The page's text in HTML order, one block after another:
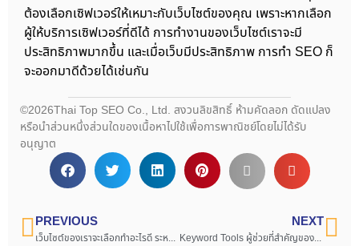
ต้องเลือกเซิฟเวอร์ให้เหมาะกับเว็บไซต์ของคุณ เพราะหากเลือก
ผู้ให้บริการเซิฟเวอร์ที่ดีได้ การทำงานของเว็บไซต์เราจะมี
ประสิทธิภาพมากขึ้น และเมื่อเว็บมีประสิทธิภาพ การทำ SEO ก็
จะออกมาดีด้วยได้เช่นกัน
©2026Thai Top SEO Co., Ltd. สงวนลิขสิทธิ์ ห้ามคัดลอก ดัดแปลง
หรือนำส่วนหนึ่งส่วนใดของเนื้อหาไปใช้เพื่อการพาณิชย์โดยไม่ได้รับ
อนุญาต
PREVIOUS
เว็บไซต์ของเราจะเลือกทำอะไรดี ระหว่าง PPC หรือ SEO
NEXT
Keyword Tools ผู้ช่วยที่สำคัญของนัก SEO